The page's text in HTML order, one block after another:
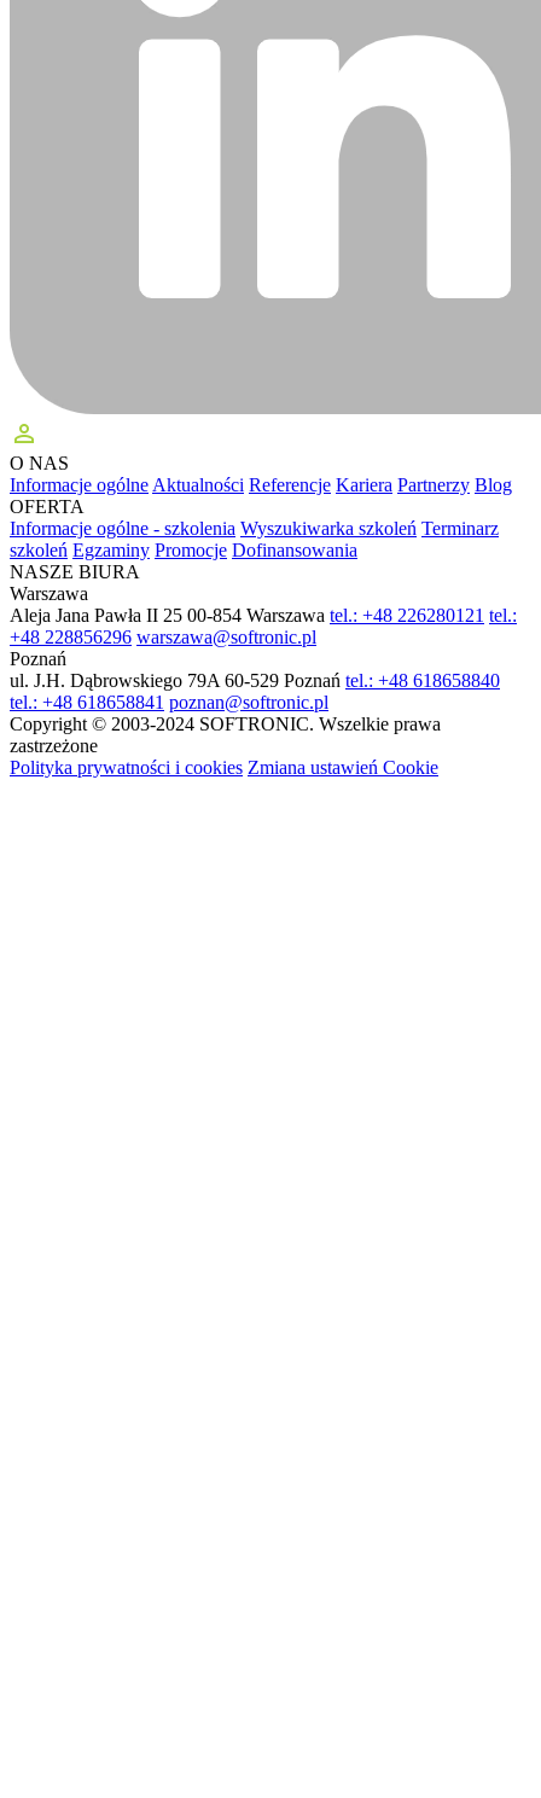
perm_identity
O NAS
Informacje ogólne Aktualności Referencje Kariera Partnerzy Blog
OFERTA
Informacje ogólne - szkolenia Wyszukiwarka szkoleń Terminarz
szkoleń Egzaminy Promocje Dofinansowania
NASZE BIURA
Warszawa
Aleja Jana Pawła II 25 00-854 Warszawa tel.: +48 226280121 tel.:
+48 228856296 warszawa@softronic.pl
Poznań
ul. J.H. Dąbrowskiego 79A 60-529 Poznań tel.: +48 618658840
tel.: +48 618658841 poznan@softronic.pl
Copyright © 2003-2024 SOFTRONIC. Wszelkie prawa
zastrzeżone
Polityka prywatności i cookies Zmiana ustawień Cookie